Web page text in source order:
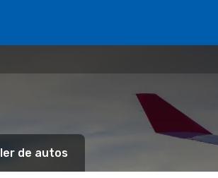
de autos